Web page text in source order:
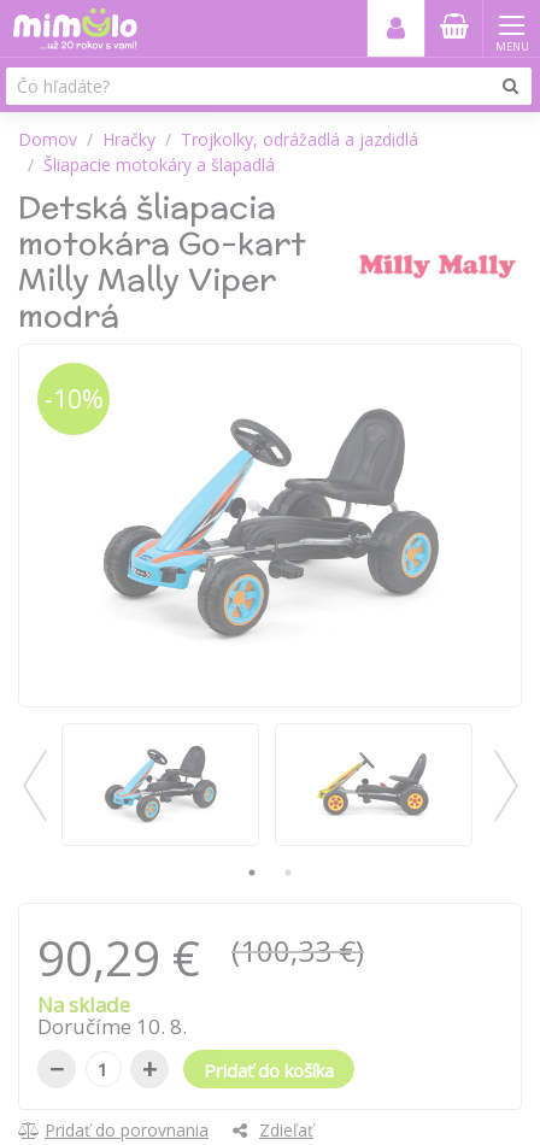
MENU
Domov Hračky
Trojkolky, odrážadlá a jazdidlá
Šliapacie motokáry a šlapadlá
Detská šliapacia
motokára Go-kart
Milly Mally Viper
modrá
-10%
90,29 € (100,33 €)
Na sklade
Doručíme 10. 8.
− + Pridať do košíka
Pridať do porovnania Zdieľať